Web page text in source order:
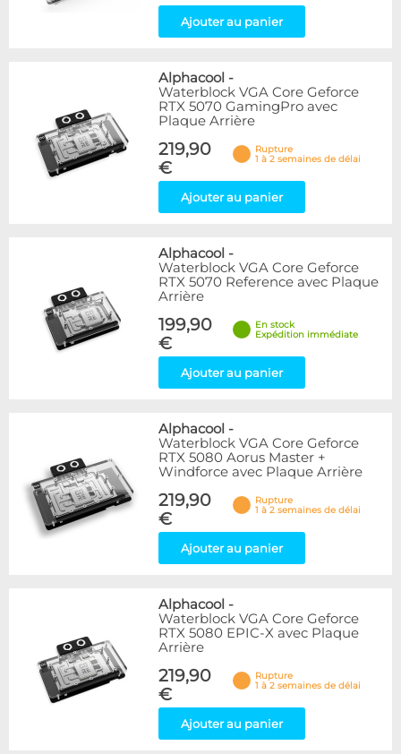
Ajouter au panier
Alphacool -
Waterblock VGA Core Geforce
RTX 5070 GamingPro avec
Plaque Arrière
219,90
€
Rupture
1 à 2 semaines de délai
Ajouter au panier
Alphacool -
Waterblock VGA Core Geforce
RTX 5070 Reference avec Plaque
Arrière
199,90
€
En stock
Expédition immédiate
Ajouter au panier
Alphacool -
Waterblock VGA Core Geforce
RTX 5080 Aorus Master +
Windforce avec Plaque Arrière
219,90
€
Rupture
1 à 2 semaines de délai
Ajouter au panier
Alphacool -
Waterblock VGA Core Geforce
RTX 5080 EPIC-X avec Plaque
Arrière
219,90
€
Rupture
1 à 2 semaines de délai
Ajouter au panier